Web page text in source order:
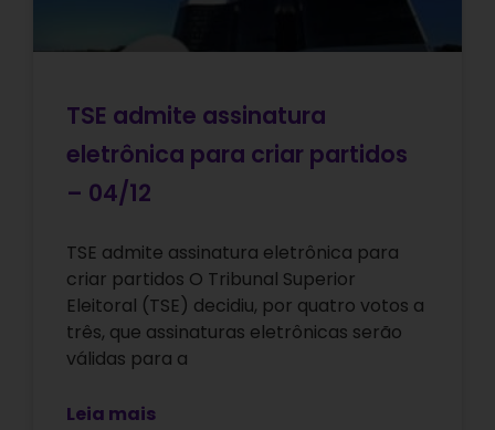
TSE admite assinatura
eletrônica para criar partidos
– 04/12
TSE admite assinatura eletrônica para
criar partidos O Tribunal Superior
Eleitoral (TSE) decidiu, por quatro votos a
três, que assinaturas eletrônicas serão
válidas para a
Leia mais